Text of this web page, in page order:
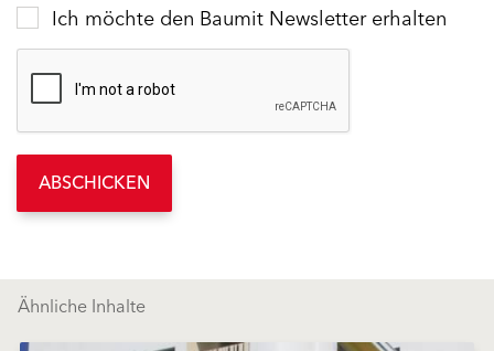
Ich möchte den Baumit Newsletter erhalten
ABSCHICKEN
Ähnliche Inhalte